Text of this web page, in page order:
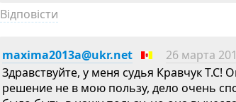
Відповісти
maxima2013a@ukr.net 26 марта
Здравствуйте, у меня судья Кравчук Т.С!
решение не в мою пользу, дело очень